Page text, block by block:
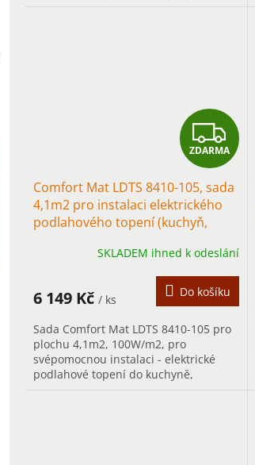
Z
D
A
M
A
ZDARMA
Comfort Mat LDTS 8410-105, sada
4,1m2 pro instalaci elektrického
podlahového topení (kuchyň,
SKLADEM ihned k odeslání
6 149 Kč / ks
Do košíku
Sada Comfort Mat LDTS 8410-105 pro
plochu 4,1m2, 100W/m2, pro
svépomocnou instalaci - elektrické
podlahové topení do kuchyně,